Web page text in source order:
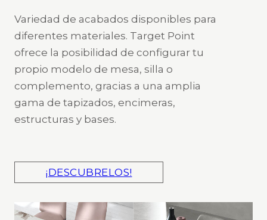
Variedad de acabados disponibles para
diferentes materiales. Target Point
ofrece la posibilidad de configurar tu
propio modelo de mesa, silla o
complemento, gracias a una amplia
gama de tapizados, encimeras,
estructuras y bases.
¡DESCUBRELOS!